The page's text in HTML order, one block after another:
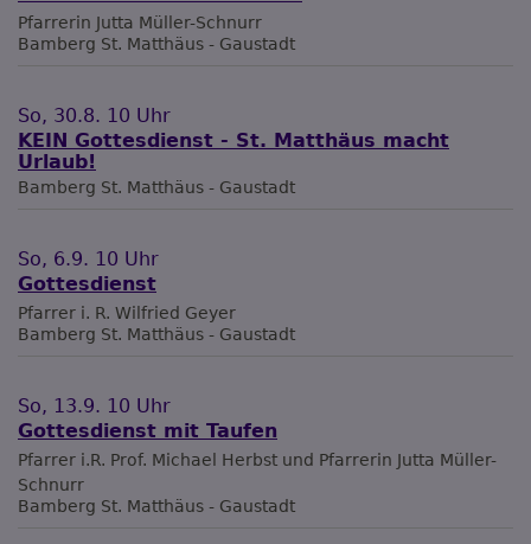
Pfarrerin Jutta Müller-Schnurr
Bamberg St. Matthäus - Gaustadt
So, 30.8. 10 Uhr
KEIN Gottesdienst - St. Matthäus macht
Urlaub!
Bamberg St. Matthäus - Gaustadt
So, 6.9. 10 Uhr
Gottesdienst
Pfarrer i. R. Wilfried Geyer
Bamberg St. Matthäus - Gaustadt
So, 13.9. 10 Uhr
Gottesdienst mit Taufen
Pfarrer i.R. Prof. Michael Herbst und Pfarrerin Jutta Müller-
Schnurr
Bamberg St. Matthäus - Gaustadt